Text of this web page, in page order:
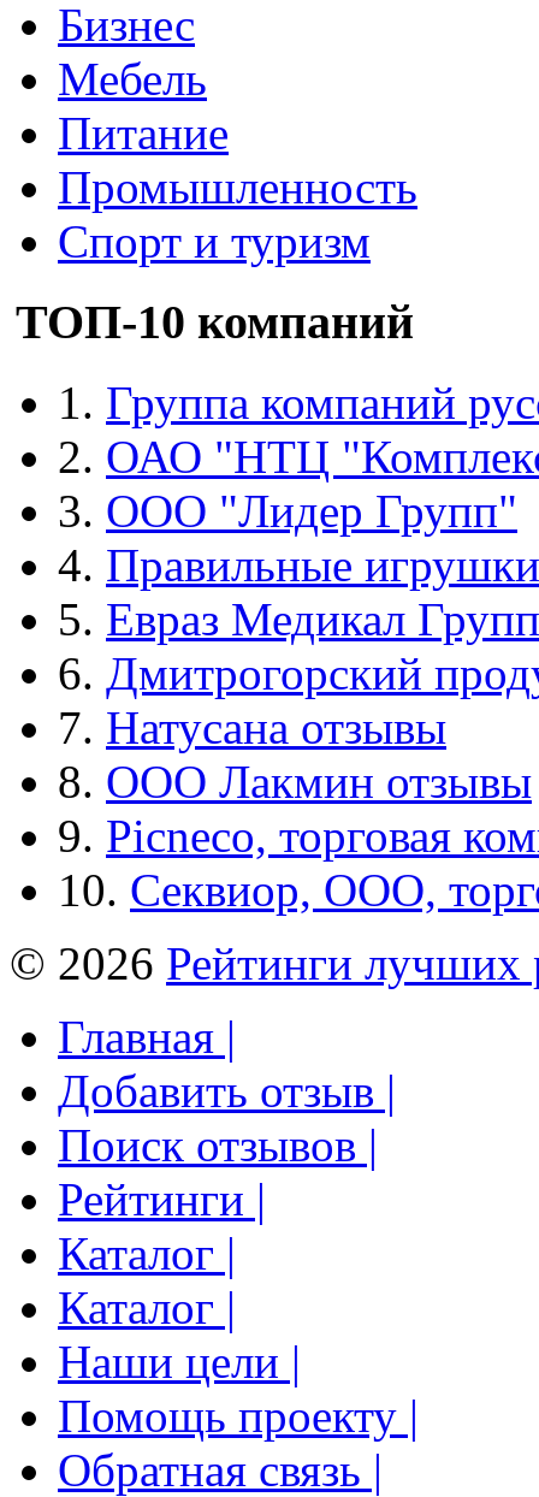
Бизнес
Мебель
Питание
Промышленность
Спорт и туризм
ТОП-10 компаний
1. Группа компаний
2. ОАО "НТЦ
3. ООО "Лидер Групп"
4. Правильные игрушки
5. Евраз Медикал Групп
6. Дмитрогорский
7. Натусана отзывы
8. ООО Лакмин отзывы
9. Picneco, торговая
10. Секвиор, ООО,
© 2026 Рейтинги лучших
Главная |
Добавить отзыв |
Поиск отзывов |
Рейтинги |
Каталог |
Каталог |
Наши цели |
Помощь проекту |
Обратная связь |